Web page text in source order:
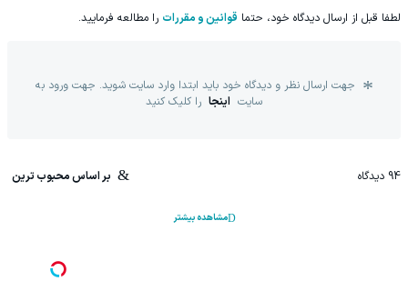
لطفا قبل از ارسال دیدگاه خود، حتما قوانین و مقررات را مطالعه فرمایید.
جهت ارسال نظر و دیدگاه خود باید ابتدا وارد سایت شوید. جهت ورود به
سایت اینجا را کلیک کنید
94 دیدگاه بر اساس محبوب ترین
مشاهده بیشتر